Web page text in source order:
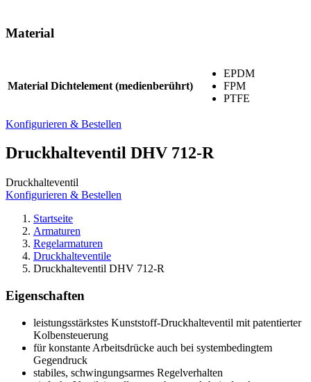
Material
Material Dichtelement (medienberührt)
EPDM
FPM
PTFE
Konfigurieren & Bestellen
Druckhalteventil DHV 712-R
Druckhalteventil
Konfigurieren & Bestellen
Startseite
Armaturen
Regelarmaturen
Druckhalteventile
Druckhalteventil DHV 712-R
Eigenschaften
leistungsstärkstes Kunststoff-Druckhalteventil mit patentierter
Kolbensteuerung
für konstante Arbeitsdrücke auch bei systembedingtem
Gegendruck
stabiles, schwingungsarmes Regelverhalten